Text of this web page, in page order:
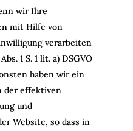
wir Ihre
mit Hilfe von
verarbeiten
1 S. 1 lit. a) DSGVO
haben wir ein
der effektiven
und
Website, so dass in